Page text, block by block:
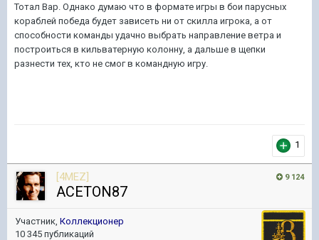
Тотал Вар. Однако думаю что в формате игры в бои парусных
кораблей победа будет зависеть ни от скилла игрока, а от
способности команды удачно выбрать направление ветра и
построиться в кильватерную колонну, а дальше в щепки
разнести тех, кто не смог в командную игру.
1
9 124
[4MEZ]
ACETON87
Участник, Коллекционер
10 345 публикаций